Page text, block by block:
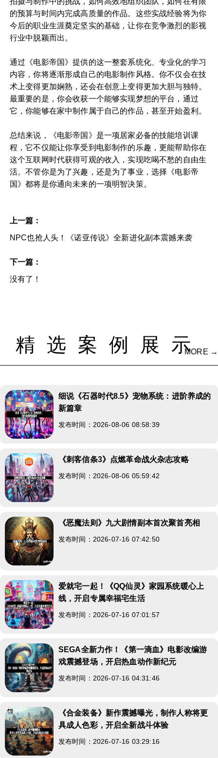
的预算与时间内完成高质量的作品。这些实战经验将为你
今后的职业生涯奠定坚实的基础，让你在竞争激烈的影视
行业中脱颖而出。
通过《电影帝国》提供的这一整套系统化、专业化的学习
内容，你将逐渐形成自己的电影制作风格。你不仅会在技
术上变得更加娴熟，还会在创意上变得更加大胆与独特。
最重要的是，你会收获一个能够实现梦想的平台，通过
它，你能够在家中制作属于自己的作品，甚至开始盈利。
总结来说，《电影帝国》是一项居家必备的技能培训课
程，它不仅能让你享受到电影制作的乐趣，更能帮助你在
这个互联网时代获得可观的收入，实现吃喝不愁的自由生
活。不管你是为了兴趣，还是为了事业，选择《电影帝
国》都将是你通向未来的一项明智决策。
上一篇：
NPC也抢人头！《诺亚传说》全新进化副本震撼来袭
下一篇：
没有了！
精选案例展示MORE →
细说《石器时代8.5》宠物系统：进阶养成的
新篇章
发布时间：2026-08-06 08:58:39
《刺客信条3》点燃革命战火杂志攻略
发布时间：2026-08-06 05:59:42
《恶魔法则》九大剧情副本首次聚首亮相
发布时间：2026-07-16 07:42:50
爱就宅一起！《QQ仙灵》家园系统暖心上
线，开启专属幸福宅生活
发布时间：2026-07-16 07:01:57
SEGA全新力作！《第一滴血》电影改编游
戏震撼登场，开启热血动作新纪元
发布时间：2026-07-16 04:31:46
《合金装备》新作震撼曝光，制作人称将更
具成人色彩，开启全新战斗体验
发布时间：2026-07-16 03:29:16